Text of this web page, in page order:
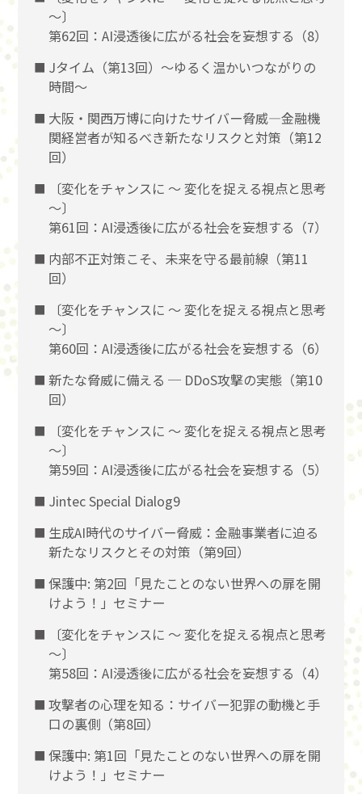
〜〕
第62回：AI浸透後に広がる社会を妄想する（8）
Jタイム（第13回）～ゆるく温かいつながりの
時間～
大阪・関西万博に向けたサイバー脅威―金融機
関経営者が知るべき新たなリスクと対策（第12
回）
〔変化をチャンスに 〜 変化を捉える視点と思考
〜〕
第61回：AI浸透後に広がる社会を妄想する（7）
内部不正対策こそ、未来を守る最前線（第11
回）
〔変化をチャンスに 〜 変化を捉える視点と思考
〜〕
第60回：AI浸透後に広がる社会を妄想する（6）
新たな脅威に備える ─ DDoS攻撃の実態（第10
回）
〔変化をチャンスに 〜 変化を捉える視点と思考
〜〕
第59回：AI浸透後に広がる社会を妄想する（5）
Jintec Special Dialog9
生成AI時代のサイバー脅威：金融事業者に迫る
新たなリスクとその対策（第9回）
保護中: 第2回「見たことのない世界への扉を開
けよう！」セミナー
〔変化をチャンスに 〜 変化を捉える視点と思考
〜〕
第58回：AI浸透後に広がる社会を妄想する（4）
攻撃者の心理を知る：サイバー犯罪の動機と手
口の裏側（第8回）
保護中: 第1回「見たことのない世界への扉を開
けよう！」セミナー